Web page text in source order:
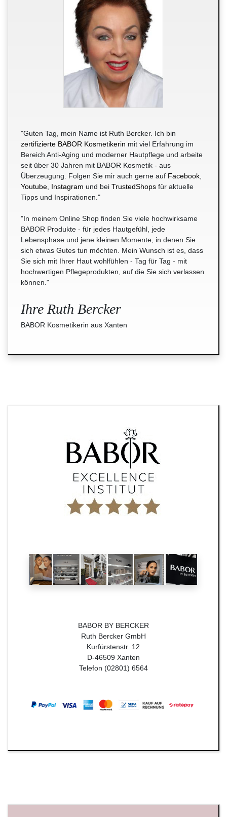
"Guten Tag, mein Name ist Ruth Bercker. Ich bin
zertifizierte BABOR Kosmetikerin mit viel Erfahrung im
Bereich Anti-Aging und moderner Hautpflege und arbeite
seit über 30 Jahren mit BABOR Kosmetik - aus
Überzeugung. Folgen Sie mir auch gerne auf Facebook
Youtube Instagram und bei TrustedShops für aktuelle
Tipps und Inspirationen."
"In meinem Online Shop finden Sie viele hochwirksame
BABOR Produkte - für jedes Hautgefühl, jede
Lebensphase und jene kleinen Momente, in denen Sie
sich etwas Gutes tun möchten. Mein Wunsch ist es, dass
Sie sich mit Ihrer Haut wohlfühlen - Tag für Tag - mit
hochwertigen Pflegeprodukten, auf die Sie sich verlassen
können."
Ihre Ruth Bercker
BABOR Kosmetikerin aus Xanten
BABOR BY BERCKER
Ruth Bercker GmbH
Kurfürstenstr. 12
D-46509 Xanten
Telefon (02801) 6564